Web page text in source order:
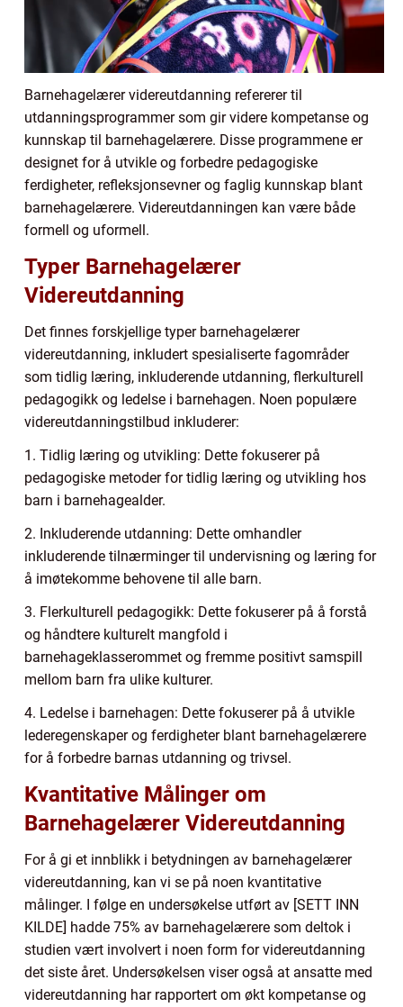
Barnehagelærer videreutdanning refererer til
utdanningsprogrammer som gir videre kompetanse og
kunnskap til barnehagelærere. Disse programmene er
designet for å utvikle og forbedre pedagogiske
ferdigheter, refleksjonsevner og faglig kunnskap blant
barnehagelærere. Videreutdanningen kan være både
formell og uformell.
Typer Barnehagelærer
Videreutdanning
Det finnes forskjellige typer barnehagelærer
videreutdanning, inkludert spesialiserte fagområder
som tidlig læring, inkluderende utdanning, flerkulturell
pedagogikk og ledelse i barnehagen. Noen populære
videreutdanningstilbud inkluderer:
1. Tidlig læring og utvikling: Dette fokuserer på
pedagogiske metoder for tidlig læring og utvikling hos
barn i barnehagealder.
2. Inkluderende utdanning: Dette omhandler
inkluderende tilnærminger til undervisning og læring for
å imøtekomme behovene til alle barn.
3. Flerkulturell pedagogikk: Dette fokuserer på å forstå
og håndtere kulturelt mangfold i
barnehageklasserommet og fremme positivt samspill
mellom barn fra ulike kulturer.
4. Ledelse i barnehagen: Dette fokuserer på å utvikle
lederegenskaper og ferdigheter blant barnehagelærere
for å forbedre barnas utdanning og trivsel.
Kvantitative Målinger om
Barnehagelærer Videreutdanning
For å gi et innblikk i betydningen av barnehagelærer
videreutdanning, kan vi se på noen kvantitative
målinger. I følge en undersøkelse utført av [SETT INN
KILDE] hadde 75% av barnehagelærere som deltok i
studien vært involvert i noen form for videreutdanning
det siste året. Undersøkelsen viser også at ansatte med
videreutdanning har rapportert om økt kompetanse og